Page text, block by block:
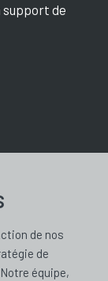
support de
de nos
de
équipe,